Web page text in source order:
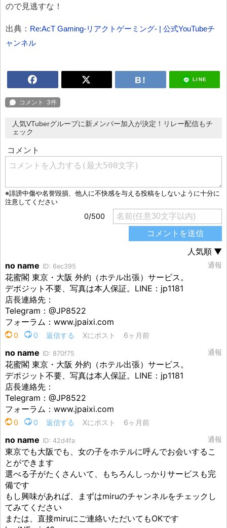
ので見逃すな！
出典： Re:AcT Gaming-リアクトゲーミング- | 公式YouTubeチ
ャンネル
LINE
人気VTuberグループに新メンバー加入が決定！リレー配信もチ
ェック